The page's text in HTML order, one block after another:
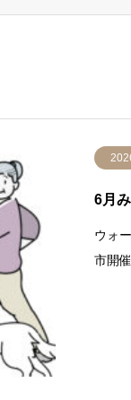
6月
ウォ
市開